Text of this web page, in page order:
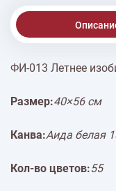
ФИ-013 Летнее
Размер:40×56 см
Канва:Аида белая
Кол-во цветов:55